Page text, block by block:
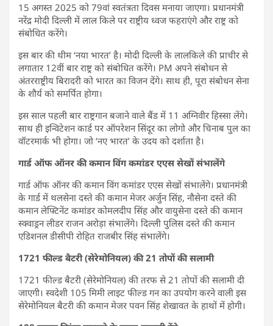
15 अगस्त 2025 को 79वां स्वतंत्रता दिवस मनाया जाएगा। प्रधानमंत्री
नरेंद्र मोदी दिल्ली में लाल किले पर राष्ट्रीय ध्वज फहराएंगे और राष्ट्र को
संबोधित करेंगे।
इस बार की थीम ‘नया भारत’ है। मोदी दिल्ली के लालकिले की प्राचीर से
लगातार 12वीं बार राष्ट्र को संबोधित करेंगे। PM अपने संबोधन से
अंतरराष्ट्रीय बिरादरी को भारत का विजन देंगे। साथ ही, पूरा संबोधन सेना
के शौर्य को समर्पित होगा।
इस साल पहली बार राष्ट्रगान बजाने वाले बैंड में 11 अग्निवीर हिस्सा लेंगे।
साथ ही इन्विटेशन कार्ड पर ऑपरेशन सिंदूर का लोगो और चिनाब पुल का
वॉटरमार्क भी होगा। जो ‘नए भारत’ के उदय को दर्शाता है।
गार्ड ऑफ ऑनर की कमान विंग कमांडर एएस सेखों संभालेंगे
गार्ड ऑफ ऑनर की कमान विंग कमांडर एएस सेखों संभालेंगे। प्रधानमंत्री
के गार्ड में थलसेना दस्ते की कमान मेजर अर्जुन सिंह, नौसेना दस्ते की
कमान लेफ्टिनेंट कमांडर कोमलदीप सिंह और वायुसेना दस्ते की कमान
स्क्वाड्रन लीडर राजन अरोड़ा संभालेंगे। दिल्ली पुलिस दस्ते की कमान
एडिशनल डीसीपी रोहित राजबीर सिंह संभालेंगे।
1721 फील्ड बैटरी (सेरेमोनियल) की 21 तोपों की सलामी
1721 फील्ड बैटरी (सेरेमोनियल) की तरफ से 21 तोपों की सलामी दी
जाएगी। स्वदेशी 105 मिमी लाइट फील्ड गन का उपयोग करने वाली इस
सेरेमोनियल बैटरी की कमान मेजर पवन सिंह शेखावत के हाथों में होगी।